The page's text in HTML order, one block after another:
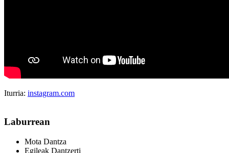
Iturria: instagram.com
Laburrean
Mota Dantza
Egileak Dantzerti